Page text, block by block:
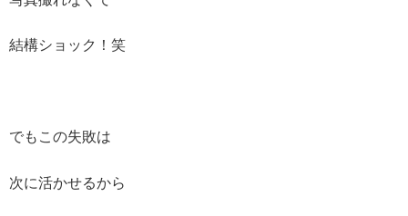
結構ショック！笑
でもこの失敗は
次に活かせるから